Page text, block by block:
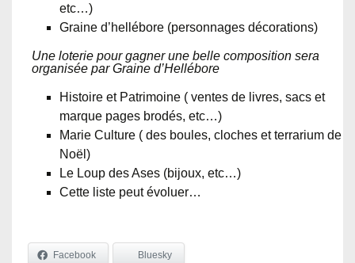
etc…)
Graine d’hellébore (personnages décorations)
Une loterie pour gagner une belle composition sera
organisée par Graine d’Hellébore
Histoire et Patrimoine ( ventes de livres, sacs et
marque pages brodés, etc…)
Marie Culture ( des boules, cloches et terrarium de
Noël)
Le Loup des Ases (bijoux, etc…)
Cette liste peut évoluer…
Facebook Bluesky